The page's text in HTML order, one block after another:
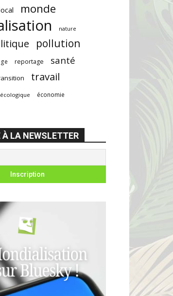
monde
nature
pollution
reportage
santé
travail
écologique économie
À LA NEWSLETTER